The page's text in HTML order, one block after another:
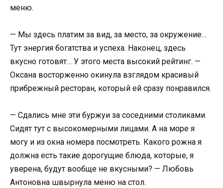
меню.
— Мы здесь платим за вид, за место, за окружение…
Тут энергия богатства и успеха. Наконец, здесь
вкусно готовят… У этого места высокий рейтинг. —
Оксана восторженно окинула взглядом красивый
прибрежный ресторан, который ей сразу понравился.
— Сдались мне эти буржуи за соседними столиками.
Сидят тут с высокомерными лицами. А на море я
могу и из окна номера посмотреть. Какого рожна я
должна есть такие дорогущие блюда, которые, я
уверена, будут вообще не вкусными? — Любовь
Антоновна швырнула меню на стол.